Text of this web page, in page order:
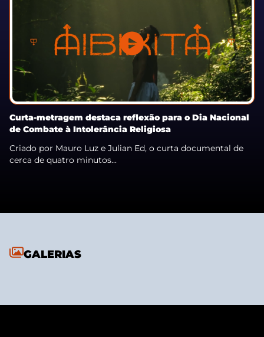
Curta-metragem destaca reflexão para o Dia Nacional
de Combate à Intolerância Religiosa
Criado por Mauro Luz e Julian Ed, o curta documental de
cerca de quatro minutos...
GALERIAS